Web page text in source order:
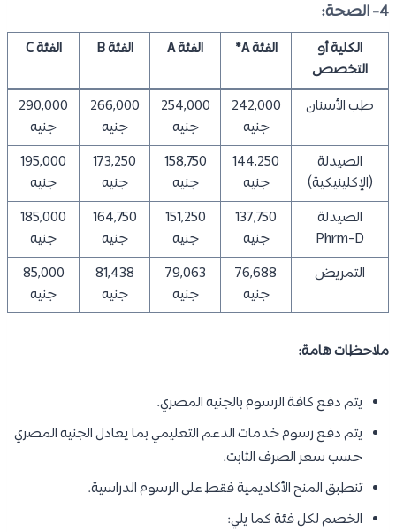
4- الصحة:
الكلية أو
التخصص
الفئة A* الفئة A الفئة B الفئة C
طب الأسنان
242,000
جنيه
254,000
جنيه
266,000
جنيه
290,000
جنيه
الصيدلة
(الإكلينيكية)
144,250
جنيه
158,750
جنيه
173,250
جنيه
195,000
جنيه
الصيدلة
Phrm-D
137,750
جنيه
151,250
جنيه
164,750
جنيه
185,000
جنيه
التمريض
76,688
جنيه
79,063
جنيه
81,438
جنيه
85,000
جنيه
ملاحظات هامة:
يتم دفع كافة الرسوم بالجنيه المصري.
يتم دفع رسوم خدمات الدعم التعليمي بما يعادل الجنيه المصري
حسب سعر الصرف الثابت.
تنطبق المنح الأكاديمية فقط على الرسوم الدراسية.
الخصم لكل فئة كما يلي: